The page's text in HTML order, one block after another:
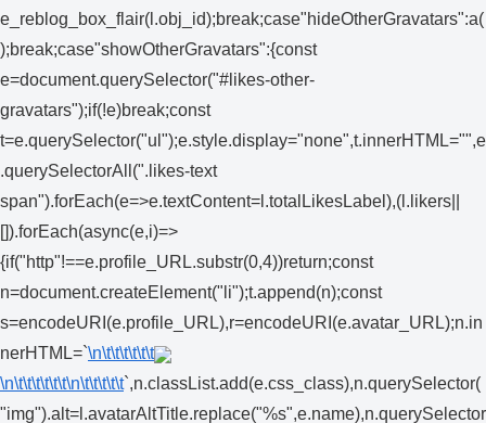
e_reblog_box_flair(l.obj_id);break;case"hideOtherGravatars":a(
);break;case"showOtherGravatars":{const
e=document.querySelector("#likes-other-
gravatars");if(!e)break;const
t=e.querySelector("ul");e.style.display="none",t.innerHTML="",e
.querySelectorAll(".likes-text
span").forEach(e=>e.textContent=l.totalLikesLabel),(l.likers||
[]).forEach(async(e,i)=>
{if("http"!==e.profile_URL.substr(0,4))return;const
n=document.createElement("li");t.append(n);const
s=encodeURI(e.profile_URL),r=encodeURI(e.avatar_URL);n.in
nerHTML=`\n\t\t\t\t\t\t
\n\t\t\t\t\t\t\n\t\t\t\t\t`,n.classList.add(e.css_class),n.querySelector(
"img").alt=l.avatarAltTitle.replace("%s",e.name),n.querySelector